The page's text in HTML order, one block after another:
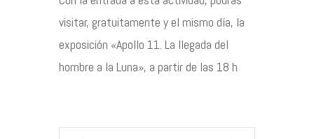
visitar, gratuitamente y el mismo día, la
exposición «Apollo 11. La llegada del
hombre a la Luna», a partir de las 18 h